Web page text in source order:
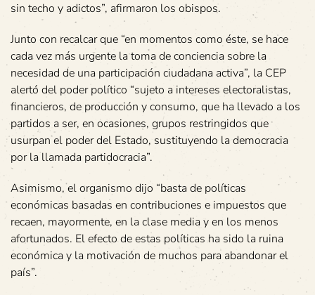
sin techo y adictos”, afirmaron los obispos.
Junto con recalcar que “en momentos como éste, se hace
cada vez más urgente la toma de conciencia sobre la
necesidad de una participación ciudadana activa”, la CEP
alertó del poder político “sujeto a intereses electoralistas,
financieros, de producción y consumo, que ha llevado a los
partidos a ser, en ocasiones, grupos restringidos que
usurpan el poder del Estado, sustituyendo la democracia
por la llamada partidocracia”.
Asimismo, el organismo dijo “basta de políticas
económicas basadas en contribuciones e impuestos que
recaen, mayormente, en la clase media y en los menos
afortunados. El efecto de estas políticas ha sido la ruina
económica y la motivación de muchos para abandonar el
país”.